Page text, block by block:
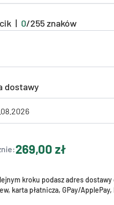
| 0/255znaków
dostawy
269,00 zł
kroku podasz adres
karta płatnicza, GPay/ApplePay,